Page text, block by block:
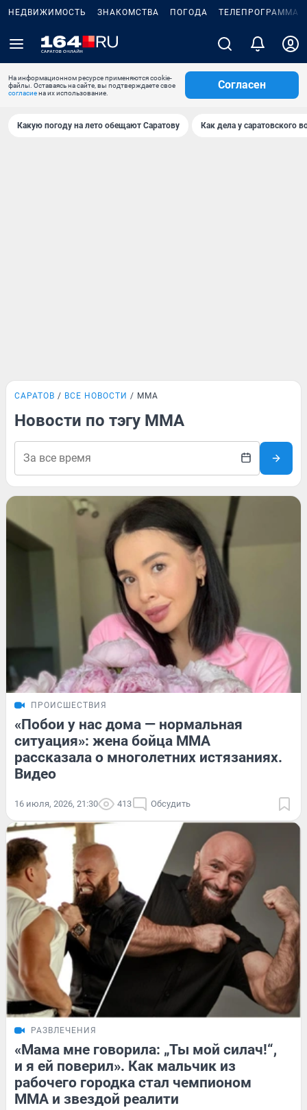
НЕДВИЖИМОСТЬ ЗНАКОМСТВА ПОГОДА ТЕЛЕПРОГРАММА
На информационном ресурсе применяются cookie-
файлы. Оставаясь на сайте, вы подтверждаете свое
согласиена их использование.
Согласен
Какую погоду на лето обещают Саратову Как дела у саратовского
САРАТОВ ВСЕ НОВОСТИ ММА
Новости по тэгу ММА
ПРОИСШЕСТВИЯ
«Побои у нас дома — нормальная
ситуация»: жена бойца ММА
рассказала о многолетних истязаниях.
Видео
16 июля, 2026, 21:30 413 Обсудить
РАЗВЛЕЧЕНИЯ
«Мама мне говорила: „Ты мой силач!“,
и я ей поверил». Как мальчик из
рабочего городка стал чемпионом
ММА и звездой реалити